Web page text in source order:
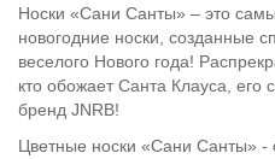
Носки «Сани Санты» – это
новогодние носки, созданные
веселого Нового года!
кто обожает Санта Клауса, его
бренд JNRB!
Цветные носки «Сани Санты» -